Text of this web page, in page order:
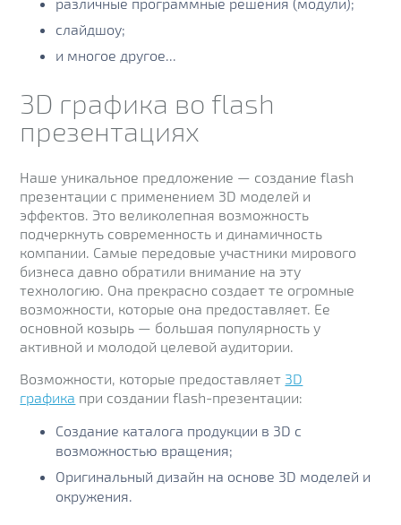
слайдшоу;
и многое другое...
3D графика во flash
презентациях
Наше уникальное предложение — создание flash
презентации с применением 3D моделей и
эффектов. Это великолепная возможность
подчеркнуть современность и динамичность
компании. Самые передовые участники мирового
бизнеса давно обратили внимание на эту
технологию. Она прекрасно создает те огромные
возможности, которые она предоставляет. Ее
основной козырь — большая популярность у
активной и молодой целевой аудитории.
Возможности, которые предоставляет 3D
графика при создании flash-презентации:
Создание каталога продукции в 3D с
возможностью вращения;
Оригинальный дизайн на основе 3D моделей и
окружения.